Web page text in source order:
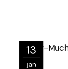
13
jan